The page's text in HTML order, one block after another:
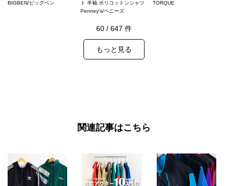
BIGBEN/ビッグベン
ト 半袖 ポリコットンシャツ
Penney's/ペニーズ
TORQUE
60 / 647 件
もっと見る
関連記事はこちら